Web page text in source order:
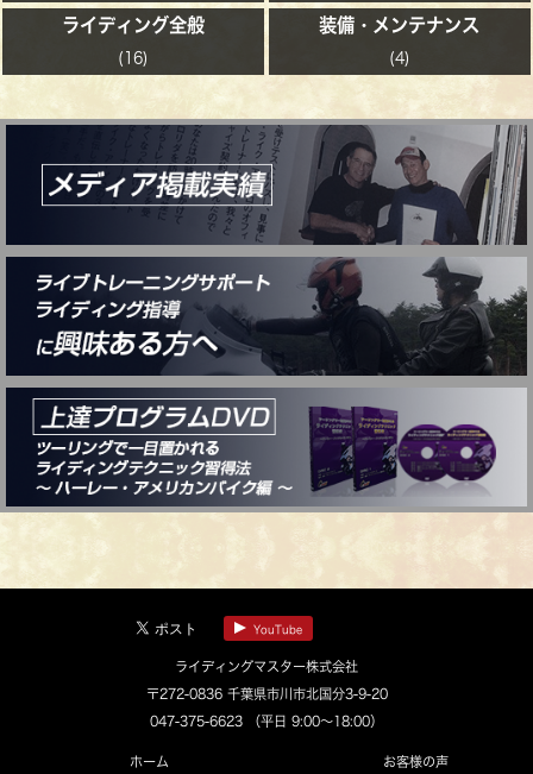
ライディング全般
(16)
装備・メンテナンス
(4)
YouTube
ライディングマスター株式会社
〒272-0836 千葉県市川市北国分3-9-20
047-375-6623 （平日 9:00～18:00）
ホーム お客様の声